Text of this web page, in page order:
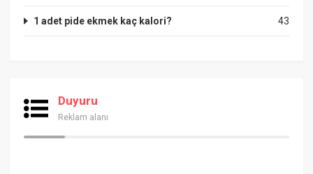
43
1 adet pide ekmek kaç kalori?
Duyuru
Reklam alanı